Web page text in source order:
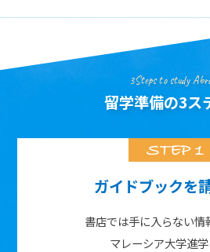
3Steps to study
留学準備の3ス
ガイドブックを
書店では手に入らない情
マレーシア大学進